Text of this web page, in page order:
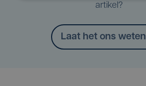
artikel?
Laat het ons weten